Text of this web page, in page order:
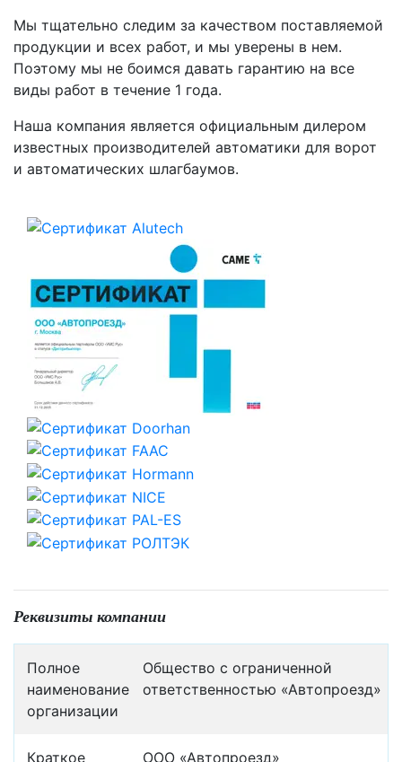
Мы тщательно следим за качеством поставляемой
продукции и всех работ, и мы уверены в нем.
Поэтому мы не боимся давать гарантию на все
виды работ в течение 1 года.
Наша компания является официальным дилером
известных производителей автоматики для ворот
и автоматических шлагбаумов.
Реквизиты компании
Полное
наименование
организации
Общество с ограниченной
ответственностью «Автопроезд»
Краткое ООО «Автопроезд»